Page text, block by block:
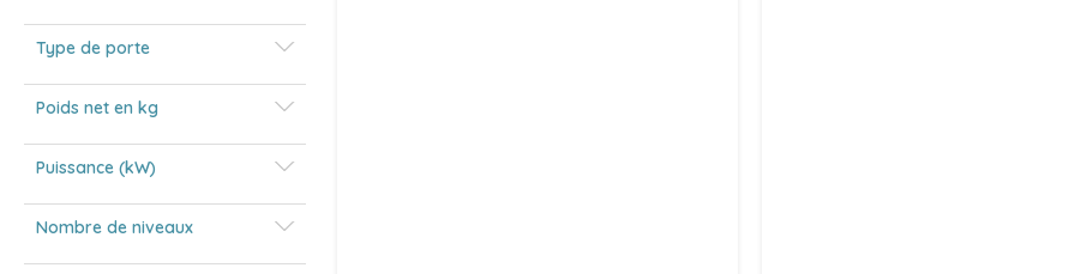
Type de porte
Poids net en kg
Puissance (kW)
Nombre de niveaux